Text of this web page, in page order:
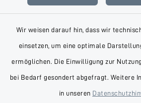
Wir weisen darauf hin, dass wir
einsetzen, um eine optimale
ermöglichen. Die Einwilligung zur
bei Bedarf gesondert abgefragt. Weitere
in unseren
Datenschutz
Impressum
Sitemap